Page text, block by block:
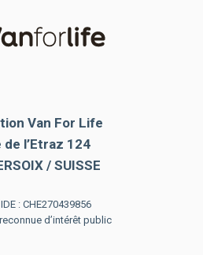
Van For Life
de l’Etraz 124
/ SUISSE
: CHE270439856
d’intérêt public